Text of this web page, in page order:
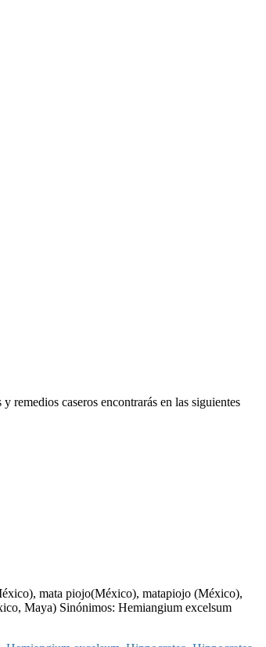
remedios caseros encontrarás en las siguientes
mata piojo(México), matapiojo (México),
Maya) Sinónimos: Hemiangium excelsum